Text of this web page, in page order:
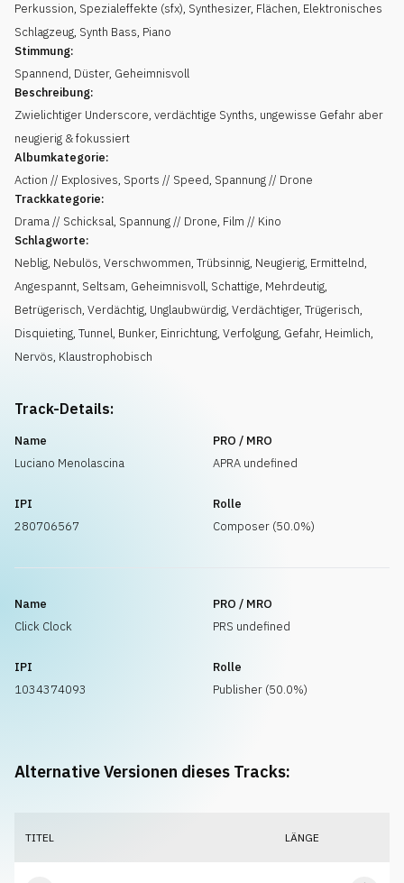
Perkussion, Spezialeffekte (sfx), Synthesizer, Flächen, Elektronisches
Schlagzeug, Synth Bass, Piano
Stimmung:
Spannend, Düster, Geheimnisvoll
Beschreibung:
Zwielichtiger Underscore, verdächtige Synths, ungewisse Gefahr aber
neugierig & fokussiert
Albumkategorie:
Action // Explosives, Sports // Speed, Spannung // Drone
Trackkategorie:
Drama // Schicksal, Spannung // Drone, Film // Kino
Schlagworte:
Neblig, Nebulös, Verschwommen, Trübsinnig, Neugierig, Ermittelnd,
Angespannt, Seltsam, Geheimnisvoll, Schattige, Mehrdeutig,
Betrügerisch, Verdächtig, Unglaubwürdig, Verdächtiger, Trügerisch,
Disquieting, Tunnel, Bunker, Einrichtung, Verfolgung, Gefahr, Heimlich,
Nervös, Klaustrophobisch
Track-Details:
Name
Luciano Menolascina
PRO / MRO
APRA undefined
IPI
280706567
Rolle
Composer (50.0%)
Name
Click Clock
PRO / MRO
PRS undefined
IPI
1034374093
Rolle
Publisher (50.0%)
Alternative Versionen dieses Tracks:
TITEL LÄNGE